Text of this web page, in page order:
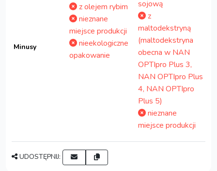
Minusy
z olejem rybim
nieznane
miejsce produkcji
nieekologiczne
opakowanie
sojową
z
maltodekstryną
(maltodekstryna
obecna w NAN
OPTIpro Plus 3,
NAN OPTIpro Plus
4, NAN OPTIpro
Plus 5)
nieznane
miejsce produkcji
UDOSTĘPNIJ: